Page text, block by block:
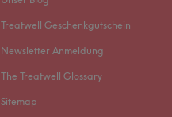
Treatwell Geschenkgutschein
Newsletter Anmeldung
The Treatwell Glossary
Sitemap